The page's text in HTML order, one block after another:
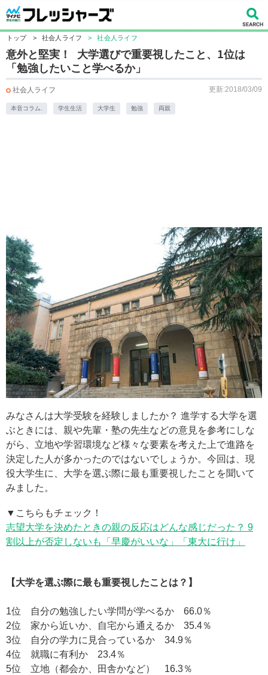
トップ > 社会人ライフ > 社会人ライフ
意外と堅実！ 大学選びで重要視したこと、1位は
「勉強したいこと学べるか」
社会人ライフ 更新:2018/03/09
本音コラム. 学生生活 大学生 勉強 両親
みなさんは大学受験を経験しましたか？ 進学する大学を選
ぶときには、親や先輩・塾の先生などの意見を参考にしな
がら、立地や学習環境など様々な要素を考えた上で進路を
決定した人が多かったのではないでしょうか。今回は、現
役大学生に、大学を選ぶ際に最も重要視したことを聞いて
みました。
▼こちらもチェック！
志望大学を決めたときの親の反応はどんな感じだった？ 9
割以上が否定しないも「早慶がいいな」「東大に行け」
【大学を選ぶ際に最も重要視したことは？】
1位 自分の勉強したい学問が学べるか 66.0％
2位 家から近いか、自宅から通えるか 35.4％
3位 自分の学力に見合っているか 34.9％
4位 就職に有利か 23.4％
5位 立地（都会か、田舎かなど） 16.3％